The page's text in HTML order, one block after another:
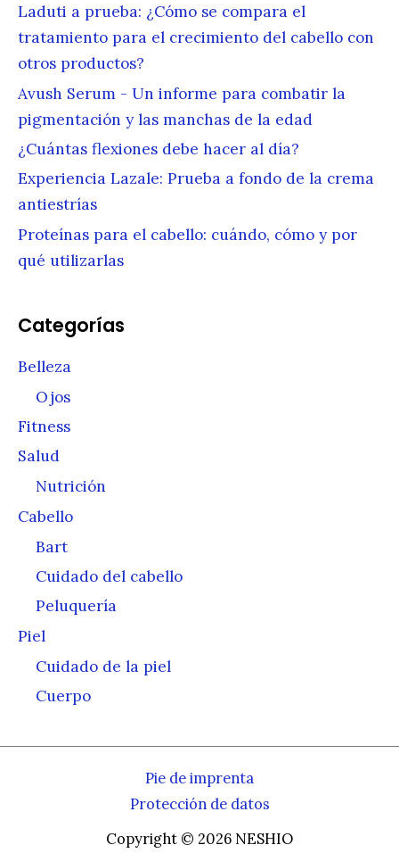
r
:
Laduti a prueba: ¿Cómo se compara el
tratamiento para el crecimiento del cabello con
otros productos?
Avush Serum - Un informe para combatir la
pigmentación y las manchas de la edad
¿Cuántas flexiones debe hacer al día?
Experiencia Lazale: Prueba a fondo de la crema
antiestrías
Proteínas para el cabello: cuándo, cómo y por
qué utilizarlas
Categorías
Belleza
Ojos
Fitness
Salud
Nutrición
Cabello
Bart
Cuidado del cabello
Peluquería
Piel
Cuidado de la piel
Cuerpo
Pie de imprenta
Protección de datos
Copyright © 2026 NESHIO